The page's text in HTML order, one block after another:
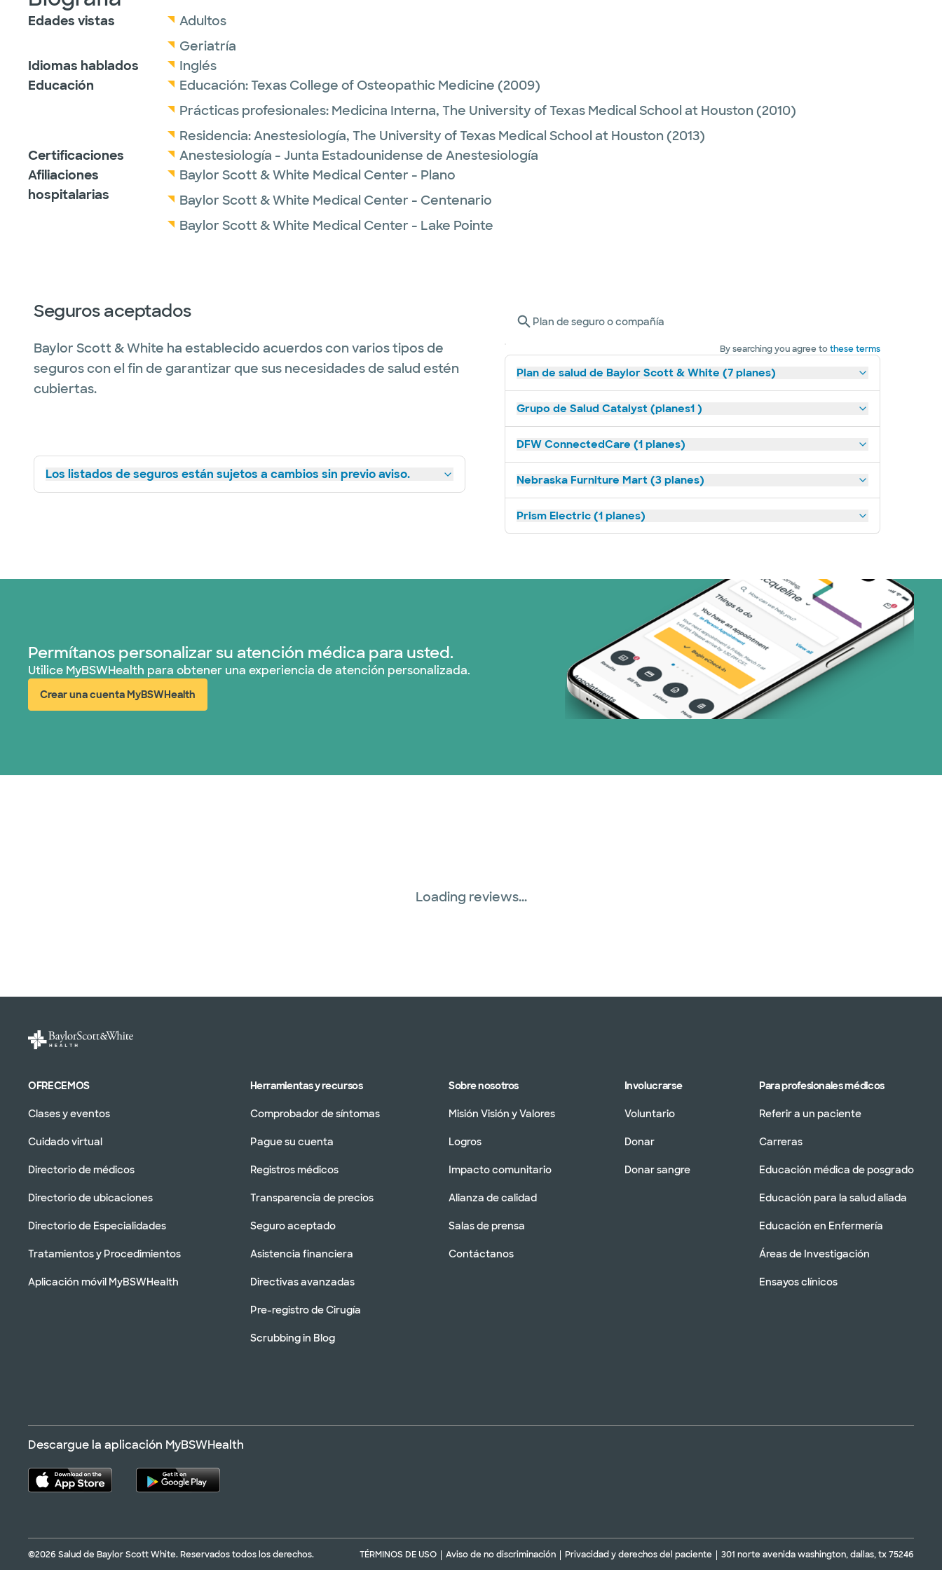
Edades vistas
Adultos
Geriatría
Idiomas hablados
Inglés
Educación
Educación:Texas College of Osteopathic Medicine (2009)
Prácticas profesionales: Medicina Interna, The University of Texas Medical School at Houston (2010)
Residencia:Anestesiología, The University of Texas Medical School at Houston (2013)
Certificaciones
Anestesiología - Junta Estadounidense de Anestesiología
Afiliaciones
hospitalarias
Baylor Scott & White Medical Center - Plano
Baylor Scott & White Medical Center - Centenario
Baylor Scott & White Medical Center - Lake Pointe
Seguros aceptados
Baylor Scott & White ha establecido acuerdos con varios tipos de
seguros con el fin de garantizar que sus necesidades de salud estén
cubiertas.
Los listados de seguros están sujetos a cambios sin previo aviso.
Plan de seguro o compañía
By searching you agree tothese terms
Plan de salud de Baylor Scott & White (7 planes)
Grupo de Salud Catalyst (planes1 )
DFW ConnectedCare (1 planes)
Nebraska Furniture Mart (3 planes)
Prism Electric (1 planes)
Permítanos personalizar su atención médica para usted.
Utilice MyBSWHealth para obtener una experiencia de atención personalizada.
Crear una cuenta MyBSWHealth
(abre en ventana nueva)
Loading reviews...
OFRECEMOS
Clases y eventos
Cuidado virtual
Directorio de médicos
Directorio de ubicaciones
Directorio de Especialidades
Tratamientos y Procedimientos
Aplicación móvil MyBSWHealth
Herramientas y recursos
Comprobador de síntomas
Pague su cuenta
Registros médicos
Transparencia de precios
Seguro aceptado
Asistencia financiera
Directivas avanzadas
Pre-registro de Cirugía
Scrubbing in Blog
Sobre nosotros
Misión Visión y Valores
Logros
Impacto comunitario
Alianza de calidad
Salas de prensa
Contáctanos
Involucrarse
Voluntario
Donar
Donar sangre
Para profesionales médicos
Referir a un paciente
Carreras
Educación médica de posgrado
Educación para la salud aliada
Educación en Enfermería
Áreas de Investigación
Ensayos clínicos
Descargue la aplicación MyBSWHealth
©2026 Salud de Baylor Scott White. Reservados todos los derechos. TÉRMINOS DE USO Aviso de no discriminación Privacidad y derechos del paciente 301 norte avenida washington, dallas, tx 75246